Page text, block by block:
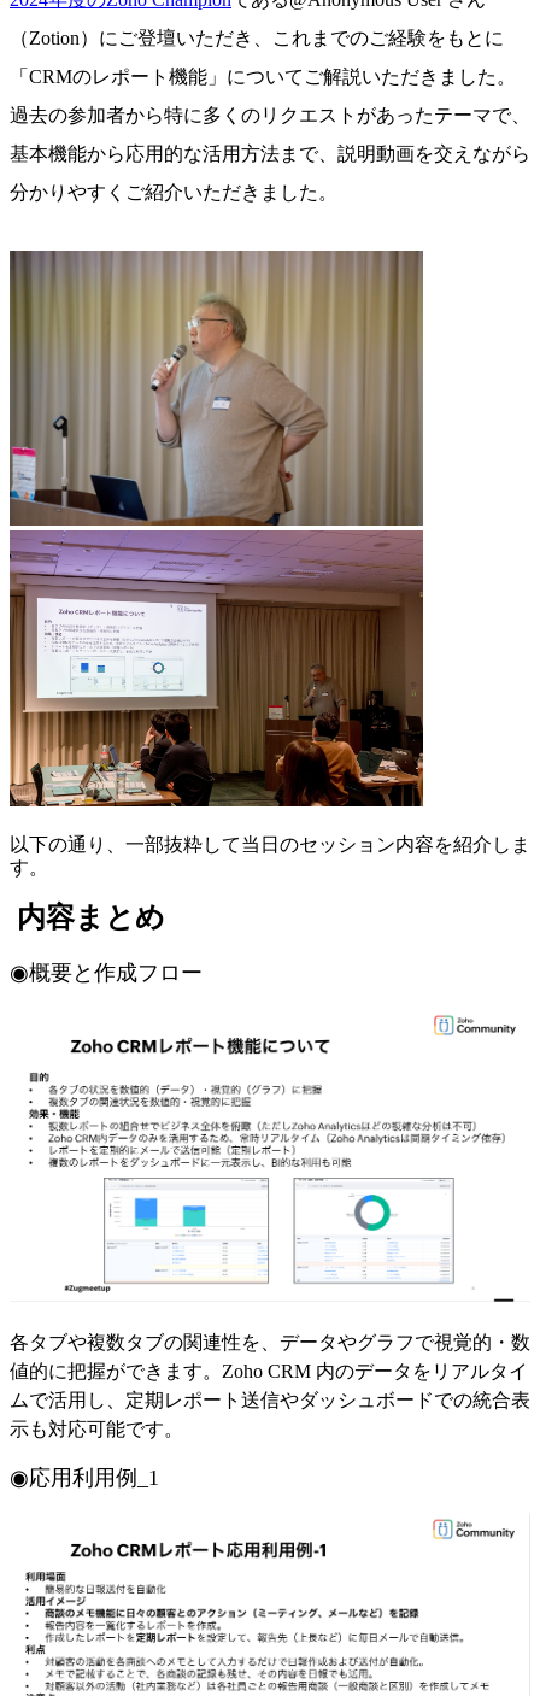
（Zotion）にご登壇いただき、これまでのご経験をもとに
「CRMのレポート機能」についてご解説いただきました。
過去の参加者から特に多くのリクエストがあったテーマで、
基本機能から応用的な活用方法まで、説明動画を交えながら
分かりやすくご紹介いただきました。
以下の通り、一部抜粋して当日のセッション内容を紹介しま
す。
内容まとめ
◉概要と作成フロー
各タブや複数タブの関連性を、データやグラフで視覚的・数
値的に把握ができます。 Zoho CRM 内のデータをリアルタイ
ムで活用し、定期レポート送信やダッシュボードでの統合表
示も対応可能です。
◉応用利用例_1